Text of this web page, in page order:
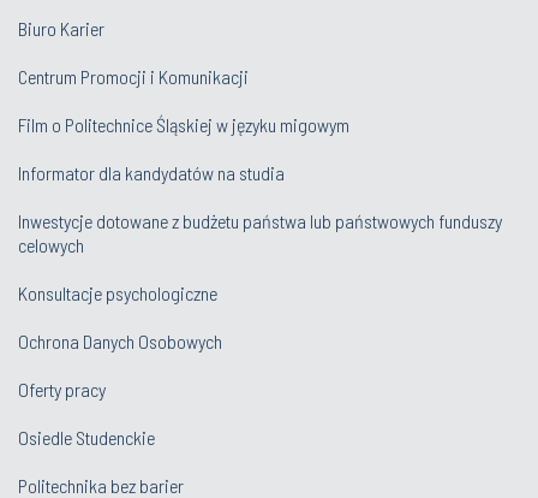
Biuro Karier
Centrum Promocji i Komunikacji
Film o Politechnice Śląskiej w języku migowym
Informator dla kandydatów na studia
Inwestycje dotowane z budżetu państwa lub państwowych funduszy
celowych
Konsultacje psychologiczne
Ochrona Danych Osobowych
Oferty pracy
Osiedle Studenckie
Politechnika bez barier